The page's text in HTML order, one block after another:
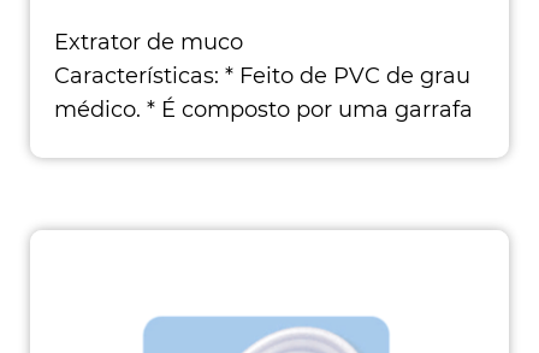
Extrator de muco
Características: * Feito de PVC de grau
médico. * É composto por uma garrafa